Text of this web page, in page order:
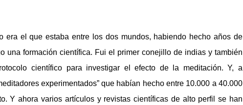
era el que estaba entre los dos mundos, habiendo hecho años de
una formación científica. Fui el primer conejillo de indias y también
científico para investigar el efecto de la meditación. Y, a
experimentados” que habían hecho entre 10.000 a 40.000
Y ahora varios artículos y revistas científicas de alto perfil se han